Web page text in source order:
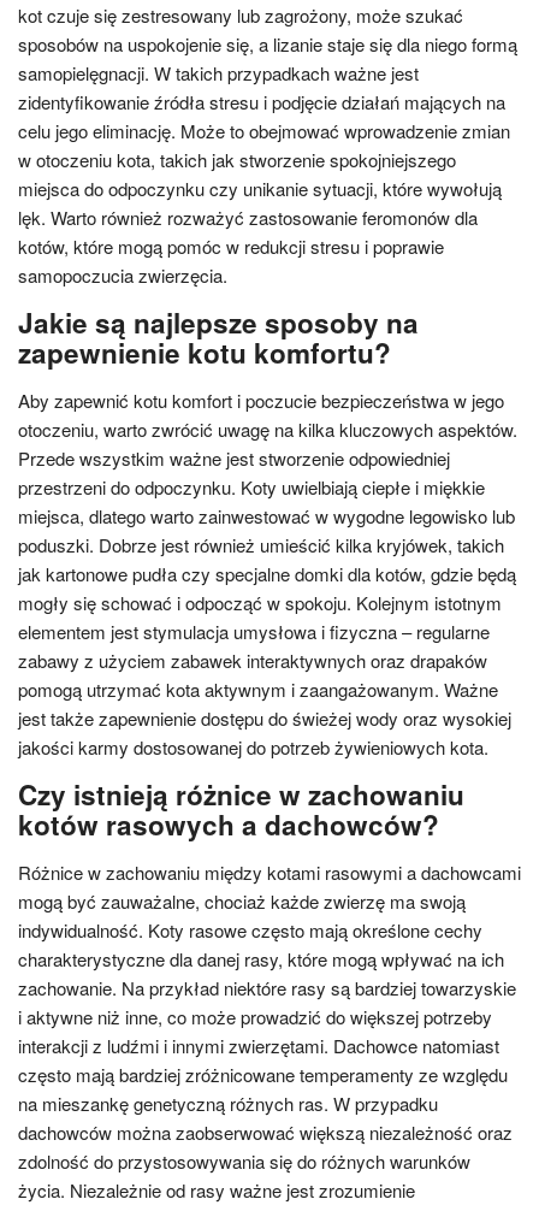
kot czuje się zestresowany lub zagrożony, może szukać
sposobów na uspokojenie się, a lizanie staje się dla niego formą
samopielęgnacji. W takich przypadkach ważne jest
zidentyfikowanie źródła stresu i podjęcie działań mających na
celu jego eliminację. Może to obejmować wprowadzenie zmian
w otoczeniu kota, takich jak stworzenie spokojniejszego
miejsca do odpoczynku czy unikanie sytuacji, które wywołują
lęk. Warto również rozważyć zastosowanie feromonów dla
kotów, które mogą pomóc w redukcji stresu i poprawie
samopoczucia zwierzęcia.
Jakie są najlepsze sposoby na
zapewnienie kotu komfortu?
Aby zapewnić kotu komfort i poczucie bezpieczeństwa w jego
otoczeniu, warto zwrócić uwagę na kilka kluczowych aspektów.
Przede wszystkim ważne jest stworzenie odpowiedniej
przestrzeni do odpoczynku. Koty uwielbiają ciepłe i miękkie
miejsca, dlatego warto zainwestować w wygodne legowisko lub
poduszki. Dobrze jest również umieścić kilka kryjówek, takich
jak kartonowe pudła czy specjalne domki dla kotów, gdzie będą
mogły się schować i odpocząć w spokoju. Kolejnym istotnym
elementem jest stymulacja umysłowa i fizyczna – regularne
zabawy z użyciem zabawek interaktywnych oraz drapaków
pomogą utrzymać kota aktywnym i zaangażowanym. Ważne
jest także zapewnienie dostępu do świeżej wody oraz wysokiej
jakości karmy dostosowanej do potrzeb żywieniowych kota.
Czy istnieją różnice w zachowaniu
kotów rasowych a dachowców?
Różnice w zachowaniu między kotami rasowymi a dachowcami
mogą być zauważalne, chociaż każde zwierzę ma swoją
indywidualność. Koty rasowe często mają określone cechy
charakterystyczne dla danej rasy, które mogą wpływać na ich
zachowanie. Na przykład niektóre rasy są bardziej towarzyskie
i aktywne niż inne, co może prowadzić do większej potrzeby
interakcji z ludźmi i innymi zwierzętami. Dachowce natomiast
często mają bardziej zróżnicowane temperamenty ze względu
na mieszankę genetyczną różnych ras. W przypadku
dachowców można zaobserwować większą niezależność oraz
zdolność do przystosowywania się do różnych warunków
życia. Niezależnie od rasy ważne jest zrozumienie